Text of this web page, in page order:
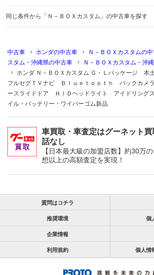
同じ条件から「Ｎ－ＢＯＸカスタム」の中古車を探す
中古車 ホンダの中古車 Ｎ－ＢＯＸカスタムの
スタム・沖縄県の中古車
Ｎ－ＢＯＸカスタム・沖
ホンダ Ｎ－ＢＯＸカスタム Ｇ・Ｌパッケージ
フルセグＴＶナビ Ｂｌｕｅｔｏｏｔｈ バックカ
ースライドドア ＨＩＤヘッドライト アイドリング
イル・バッテリー・ワイパーゴム新品
車買取・車査定はグーネット
話なし
【日本最大級の加盟店数】約30万
想以上の高額査定を実現！
質問はコチラ
推奨環境 個
企業情報
利用規約 個人情